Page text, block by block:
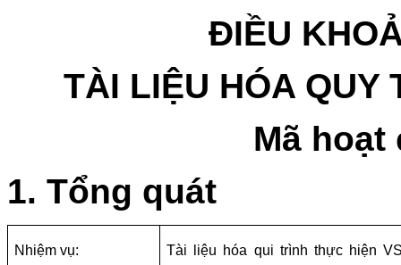
ĐIỀU
TÀI LIỆU HÓA QUY
Mã hoạt
1. Tổng quát
Nhiệm vụ:
Tài liệu hóa qui trình thực hiện